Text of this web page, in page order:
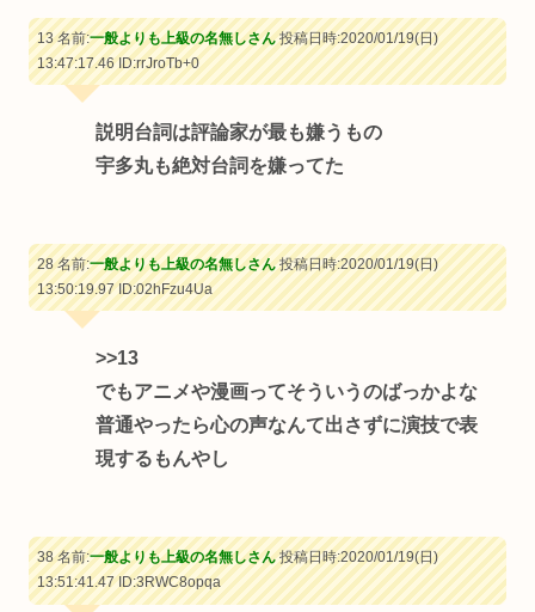
13 名前:一般よりも上級の名無しさん投稿日時:2020/01/19(日)
13:47:17.46ID:rrJroTb+0
説明台詞は評論家が最も嫌うもの
宇多丸も絶対台詞を嫌ってた
28 名前:一般よりも上級の名無しさん投稿日時:2020/01/19(日)
13:50:19.97ID:02hFzu4Ua
>>13
でもアニメや漫画ってそういうのばっかよな
普通やったら心の声なんて出さずに演技で表
現するもんやし
38 名前:一般よりも上級の名無しさん投稿日時:2020/01/19(日)
13:51:41.47ID:3RWC8opqa